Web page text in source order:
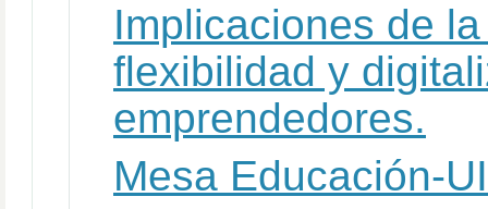
Implicaciones de
flexibilidad y
emprendedores.
Mesa Educación-